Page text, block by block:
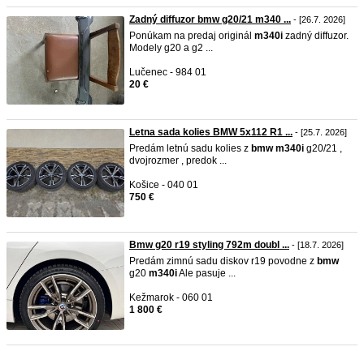
Zadný diffuzor bmw g20/21 m340 ... - [26.7. 2026]
Ponúkam na predaj originál m340i zadný diffuzor.
Modely g20 a g2 ...
Lučenec - 984 01
20 €
Letna sada kolies BMW 5x112 R1 ... - [25.7. 2026]
Predám letnú sadu kolies z bmw m340i g20/21 ,
dvojrozmer , predok ...
Košice - 040 01
750 €
Bmw g20 r19 styling 792m doubl ... - [18.7. 2026]
Predám zimnú sadu diskov r19 povodne z bmw
g20 m340iAle pasuje ...
Kežmarok - 060 01
1 800 €